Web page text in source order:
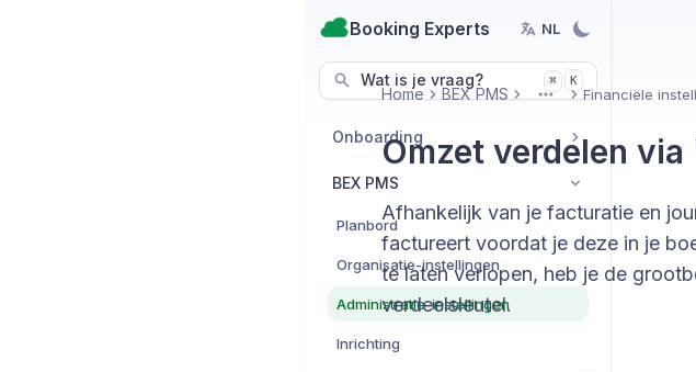
Booking Experts NL
Wat is je vraag? ⌘ K
Onboarding
BEX PMS
Planbord
Organisatie-instellingen
Administratie-instellingen
Inrichting
Home BEX PMS MoreFinanciële
Omzet verdelen
Afhankelijk van je facturatie en
factureert voordat je deze in je
te laten verlopen, heb je de
verdeelsleutel.